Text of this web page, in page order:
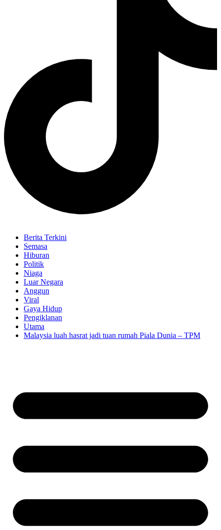
Berita Terkini
Semasa
Hiburan
Politik
Niaga
Luar Negara
Anggun
Viral
Gaya Hidup
Pengiklanan
Utama
Malaysia luah hasrat jadi tuan rumah Piala Dunia – TPM